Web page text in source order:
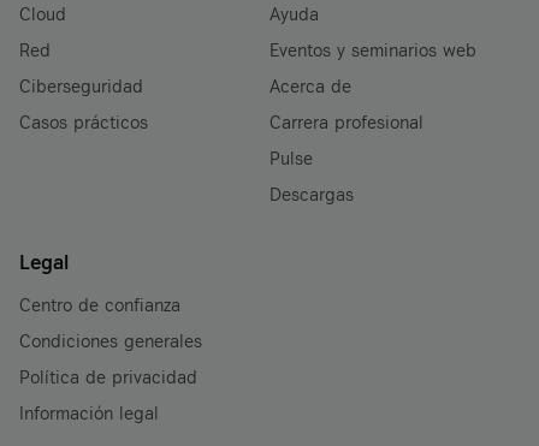
Cloud
Red
Ciberseguridad
Casos prácticos
Ayuda
Eventos y seminarios web
Acerca de
Carrera profesional
Pulse
Descargas
Legal
Centro de confianza
Condiciones generales
Política de privacidad
Información legal